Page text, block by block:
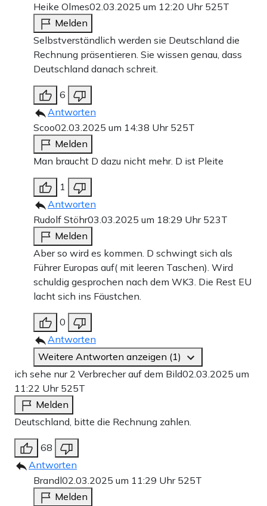
Heike Olmes02.03.2025 um 12:20 Uhr 525T
Melden
Selbstverständlich werden sie Deutschland die
Rechnung präsentieren. Sie wissen genau, dass
Deutschland danach schreit.
6
Antworten
Scoo02.03.2025 um 14:38 Uhr 525T
Melden
Man braucht D dazu nicht mehr. D ist Pleite
1
Antworten
Rudolf Stöhr03.03.2025 um 18:29 Uhr 523T
Melden
Aber so wird es kommen. D schwingt sich als
Führer Europas auf( mit leeren Taschen). Wird
schuldig gesprochen nach dem WK3. Die Rest EU
lacht sich ins Fäustchen.
0
Antworten
Weitere Antworten anzeigen (1)
ich sehe nur 2 Verbrecher auf dem Bild02.03.2025 um
11:22 Uhr 525T
Melden
Deutschland, bitte die Rechnung zahlen.
68
Antworten
Brandl02.03.2025 um 11:29 Uhr 525T
Melden